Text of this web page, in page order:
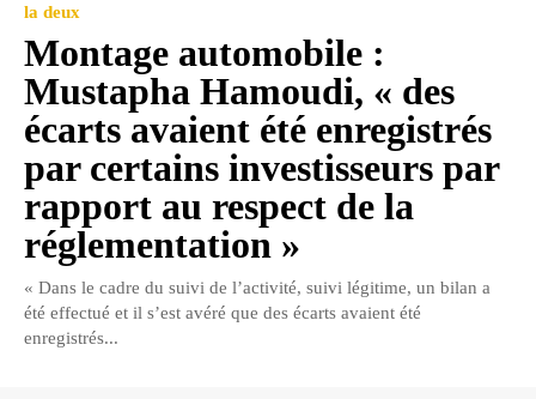
la deux
Montage automobile :
Mustapha Hamoudi, « des
écarts avaient été enregistrés
par certains investisseurs par
rapport au respect de la
réglementation »
« Dans le cadre du suivi de l’activité, suivi légitime, un bilan a
été effectué et il s’est avéré que des écarts avaient été
enregistrés...